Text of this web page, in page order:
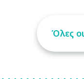
Όλες